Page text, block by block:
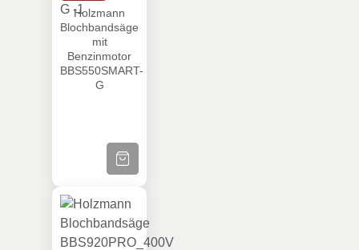
Holzmann
Blochbandsäge
mit
Benzinmotor
BBS550SMART-
G
ZUM PRODUKT